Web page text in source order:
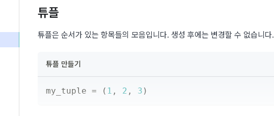
튜플
튜플은 순서가 있는 항목들의 모음입니다. 생성 후에는 변경할 수 없습니다.
튜플 만들기
my_tuple = ( 1 , 2 , 3 )